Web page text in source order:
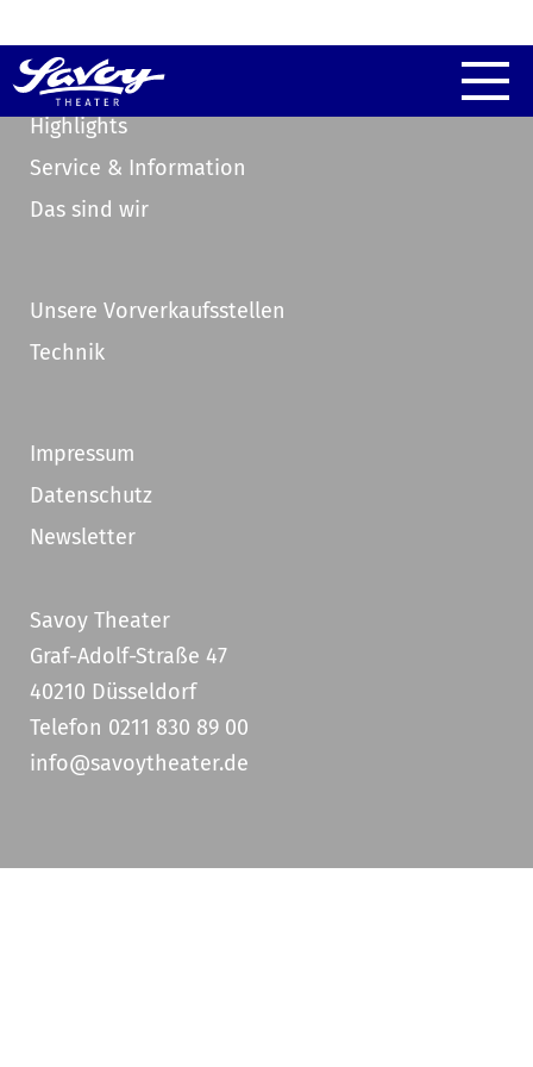
Highlights
Service & Information
Das sind wir
Unsere Vorverkaufsstellen
Technik
Impressum
Datenschutz
Newsletter
Savoy Theater
Graf-Adolf-Straße 47
40210 Düsseldorf
Telefon 0211 830 89 00
info@savoytheater.de